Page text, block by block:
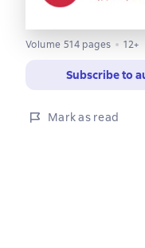
Volume 514 pages 12+
Subscribe to
Mark as read